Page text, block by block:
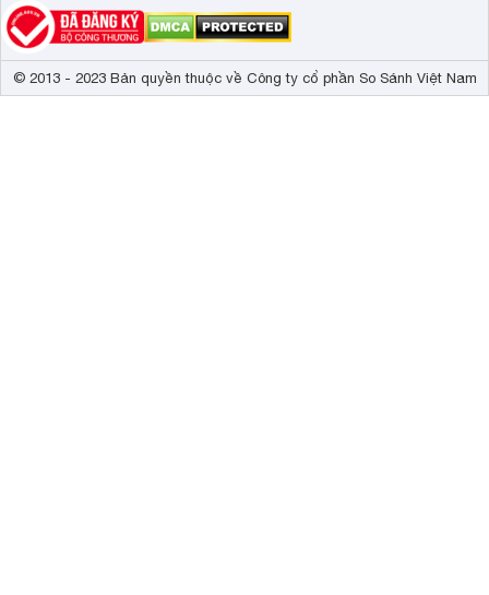
© 2013 - 2023 Bản quyền thuộc về Công ty cổ phần So Sánh Việt Nam